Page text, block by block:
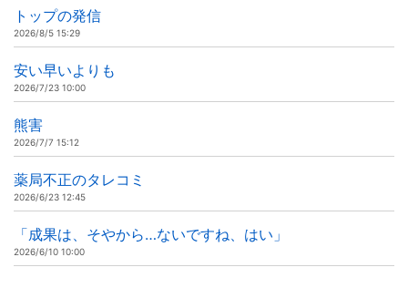
トップの発信
2026/8/5 15:29
安い早いよりも
2026/7/23 10:00
熊害
2026/7/7 15:12
薬局不正のタレコミ
2026/6/23 12:45
「成果は、そやから…ないですね、はい」
2026/6/10 10:00